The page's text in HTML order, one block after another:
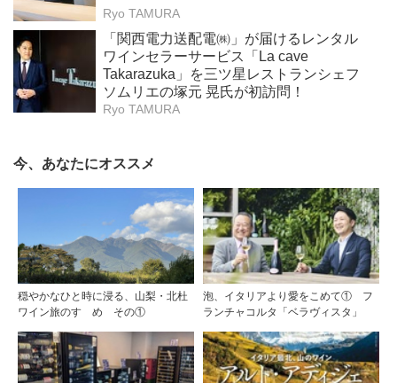
Ryo TAMURA
「関西電力送配電㈱」が届けるレンタル
ワインセラーサービス「La cave
Takarazuka」を三ツ星レストランシェフ
ソムリエの塚元 晃氏が初訪問！
Ryo TAMURA
今、あなたにオススメ
穏やかなひと時に浸る、山梨・北杜
ワイン旅のすゝめ その①
泡、イタリアより愛をこめて① フ
ランチャコルタ「ベラヴィスタ」